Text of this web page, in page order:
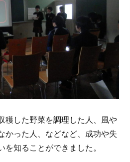
穫した野菜を調理した人、風や
かった人、などなど、成功や失
を知ることができました。